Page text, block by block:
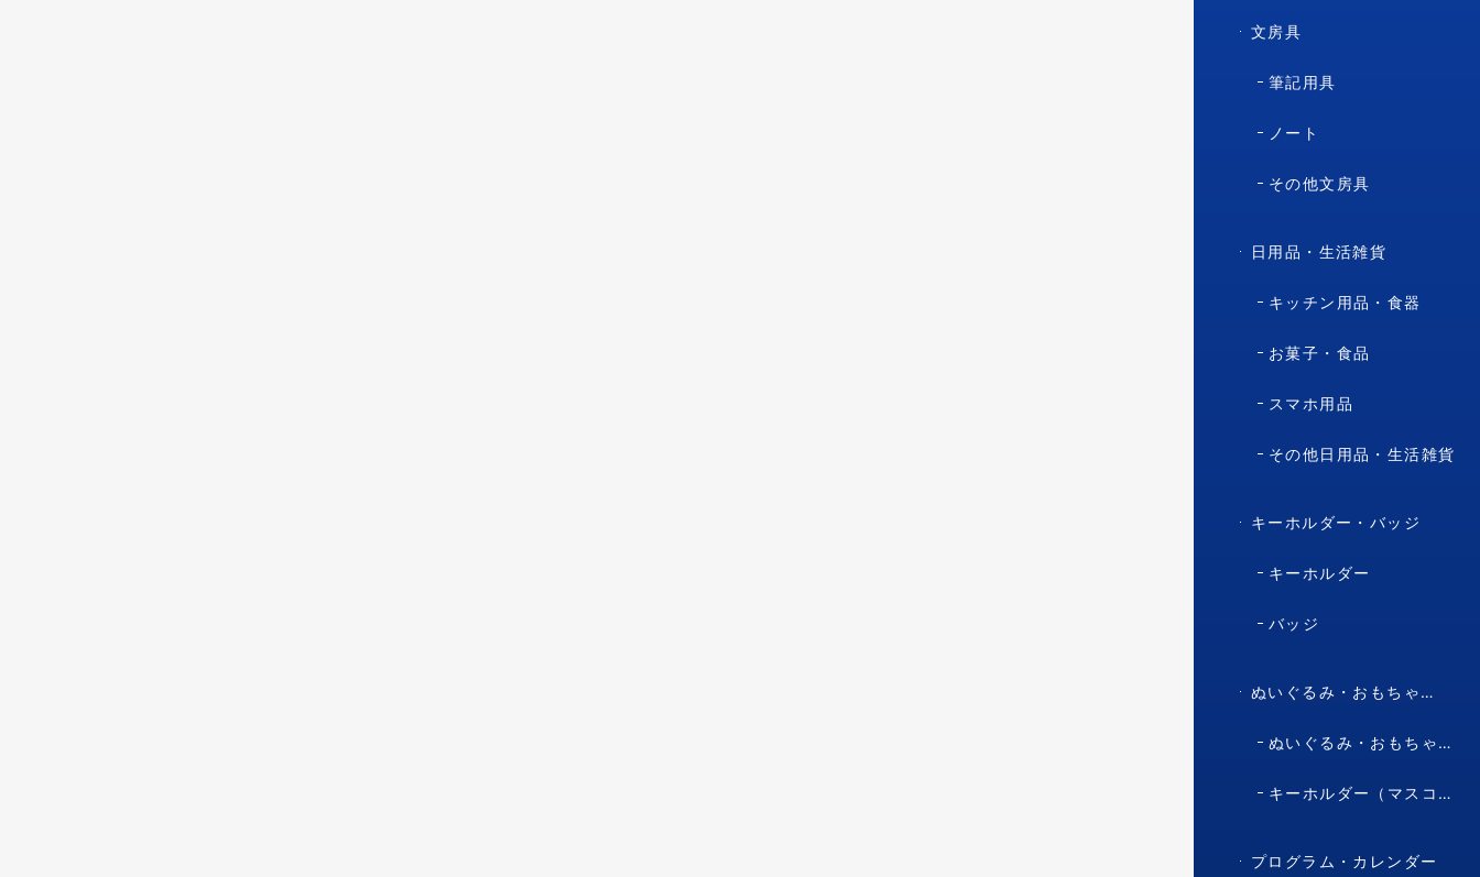
文房具
筆記用具
ノート
その他文房具
日用品・生活雑貨
キッチン用品・食器
お菓子・食品
スマホ用品
その他日用品・生活雑貨
キーホルダー・バッジ
キーホルダー
バッジ
ぬいぐるみ・おもちゃ・マスコット・キャラクター
ぬいぐるみ・おもちゃ（マスコット・キャラクター）
キーホルダー（マスコット・キャラクター）
プログラム・カレンダー